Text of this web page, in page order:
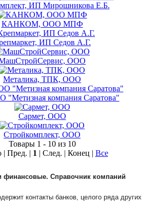
ИП Мирошникова Е.Б.
КАНКОМ, ООО МПФ
ИП Седов А.Г.
ООО
Металика, ТПК, ООО
компания Саратова"
Сармет, ООО
Стройкомплект, ООО
Товары 1 - 10 из 10
| Пред. | 1 | След. | Конец | Все
финансовые. Справочник компаний
контакты банков, целого ряда других